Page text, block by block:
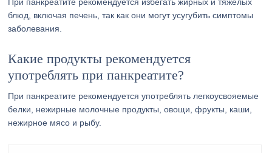
блюд, включая печень, так как они могут усугубить симптомы
заболевания.
Какие продукты рекомендуется
употреблять при панкреатите?
При панкреатите рекомендуется употреблять легкоусвояемые
белки, нежирные молочные продукты, овощи, фрукты, каши,
нежирное мясо и рыбу.